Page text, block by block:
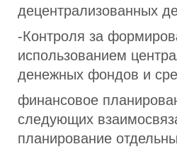
децентрализованных
-Контроля за
использованием
денежных фондов и
финансовое
следующих
планирование